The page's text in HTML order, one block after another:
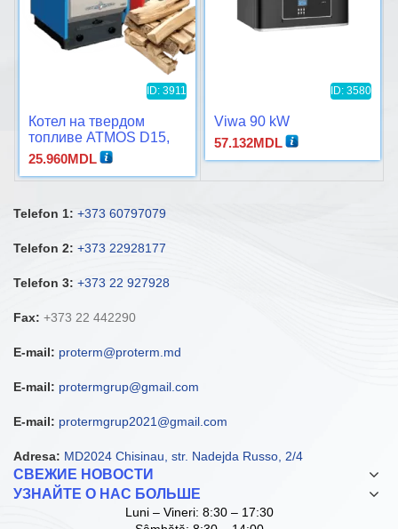
ID: 3911
Котел на твердом
топливе ATMOS D15,
D20, D21, D30
25.960MDL
ID: 3580
Viwa 90 kW
57.132MDL
Telefon 1: +373 60797079
Telefon 2: +373 22928177
Telefon 3: +373 22 927928
Fax: +373 22 442290
E-mail: proterm@proterm.md
E-mail: protermgrup@gmail.com
E-mail: protermgrup2021@gmail.com
Adresa: MD2024 Chisinau, str. Nadejda Russo, 2/4
СВЕЖИЕ НОВОСТИ
УЗНАЙТЕ О НАС БОЛЬШЕ
Luni – Vineri: 8:30 – 17:30